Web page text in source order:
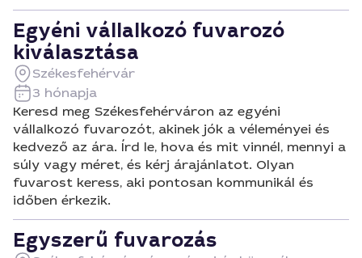
Egyéni vállalkozó fuvarozó
kiválasztása
Székesfehérvár
3 hónapja
Keresd meg Székesfehérváron az egyéni
vállalkozó fuvarozót, akinek jók a véleményei és
kedvező az ára. Írd le, hova és mit vinnél, mennyi a
súly vagy méret, és kérj árajánlatot. Olyan
fuvarost keress, aki pontosan kommunikál és
időben érkezik.
Egyszerű fuvarozás